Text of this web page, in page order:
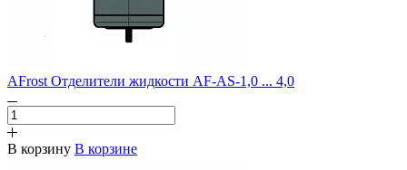
AFrost Отделители жидкости AF-AS-1,0 ... 4,0
В корзину В корзине